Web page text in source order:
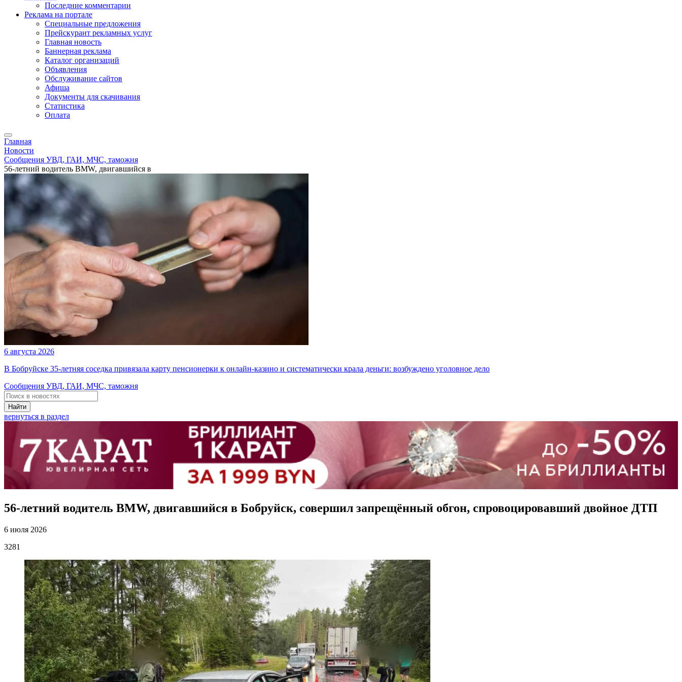
Последние комментарии
Реклама на портале
Специальные предложения
Прейскурант рекламных услуг
Главная новость
Баннерная реклама
Каталог организаций
Объявления
Обслуживание сайтов
Афиша
Документы для скачивания
Статистика
Оплата
Главная
Новости
Сообщения УВД, ГАИ, МЧС, таможня
56-летний водитель BMW, двигавшийся в
6 августа 2026
В Бобруйске 35-летняя соседка привязала карту пенсионерки к онлайн-казино и систематически крала деньги: возбуждено уголовное дело
Сообщения УВД, ГАИ, МЧС, таможня
Найти
вернуться в раздел
56-летний водитель BMW, двигавшийся в Бобруйск, совершил запрещённый обгон, спровоцировавший двойное ДТП
6 июля 2026
3281